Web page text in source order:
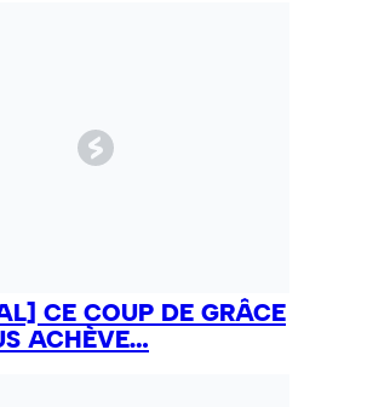
CE COUP DE GRÂCE
ACHÈVE…